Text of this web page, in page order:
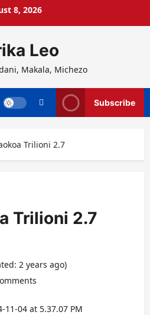
8, 2026
Leo
Makala, Michezo
Subscribe
Trilioni 2.7
Trilioni 2.7
2 years ago)